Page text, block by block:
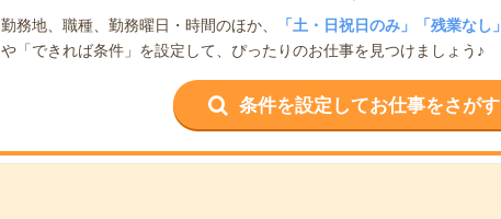
勤務地、職種、勤務曜日・時間のほか、 「土・日祝日のみ」「残業なし」
や「できれば条件」を設定して、ぴったりのお仕事を見つけましょう♪
条件を設定してお仕事をさがす